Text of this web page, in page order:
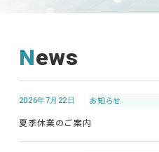
RF関連製品
News
2026年7月22日 お知らせ
夏季休業のご案内